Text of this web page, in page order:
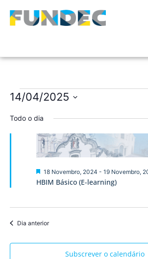
14/04/2025
a
Todo o dia
HBIM Básico (E-learning)
Destaque
18 Novembro, 2024 - 19 Novembro,
Dia anterior
Subscrever o calendário